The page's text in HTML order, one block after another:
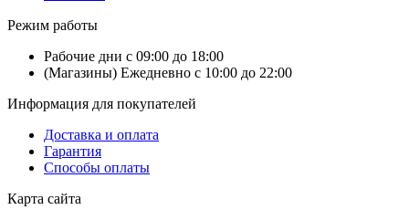
Режим работы
Рабочие дни с 09:00 до 18:00
(Магазины) Ежедневно с 10:00 до 22:00
Информация для покупателей
Доставка и оплата
Гарантия
Способы оплаты
Карта сайта